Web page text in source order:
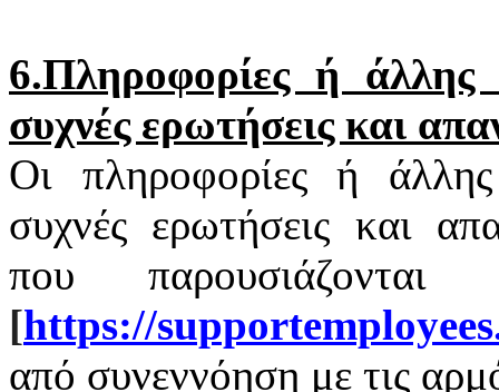
6.Πληροφορίες ή άλλης
συχνές ερωτήσεις και
Οι πληροφορίες ή άλλης
συχνές ερωτήσεις και
που
[https://supportemployees
από συνεννόηση με τις